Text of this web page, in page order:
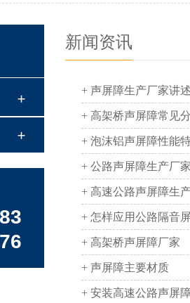
新闻资讯
+ 声屏障生产厂家讲
+ 高架桥声屏障常见
+ 泡沫铝声屏障性能
+ 公路声屏障生产厂
+ 高速公路声屏障生
+ 怎样应用公路隔音
+ 高架桥声屏障厂家
+ 声屏障主要材质
+ 安装高速公路声屏